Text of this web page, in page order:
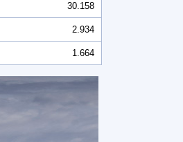
30.158
2.934
1.664